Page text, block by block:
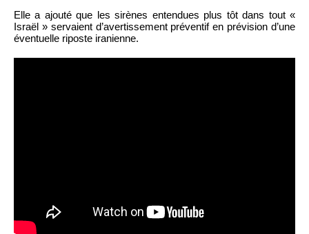
Elle a ajouté que les sirènes entendues plus tôt dans tout «
Israël » servaient d’avertissement préventif en prévision d’une
éventuelle riposte iranienne.